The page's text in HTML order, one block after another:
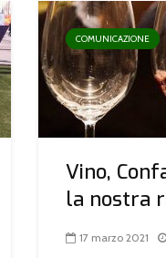
COMUNICAZIONE
Vino,
la nostra
17 marzo 2021